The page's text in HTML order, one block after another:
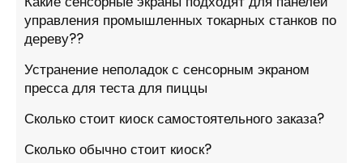
управления промышленных токарных станков по
дереву??
Устранение неполадок с сенсорным экраном
пресса для теста для пиццы
Сколько стоит киоск самостоятельного заказа?
Сколько обычно стоит киоск?